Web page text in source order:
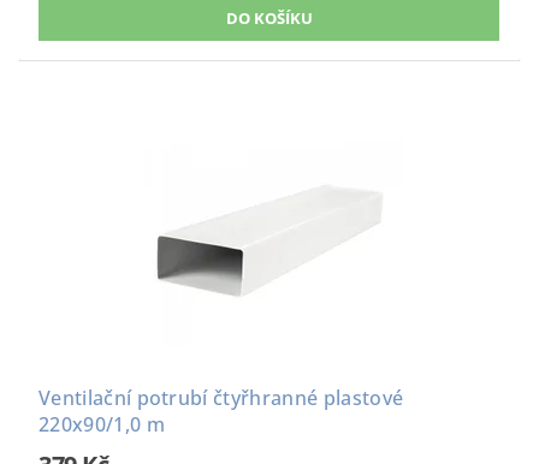
Ventilační potrubí čtyřhranné plastové
220x90/1,0 m